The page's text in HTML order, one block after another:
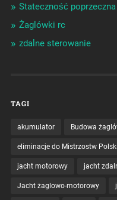
Stateczność poprzeczna
Żaglówki rc
zdalne sterowanie
TAGI
akumulator Budowa
eliminacje do Mistrzostw Polski
jacht motorowy jacht
Jacht żaglowo-motorowy